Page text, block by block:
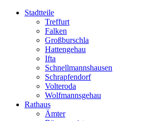
Stadtteile
Treffurt
Falken
Großburschla
Hattengehau
Ifta
Schnellmannshausen
Schrapfendorf
Volteroda
Wolfmannsgehau
Rathaus
Ämter